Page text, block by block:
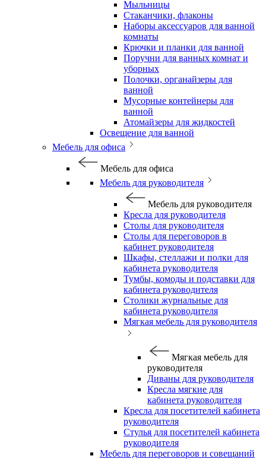
Мыльницы
Стаканчики, флаконы
Наборы аксессуаров для ванной
комнаты
Крючки и планки для ванной
Поручни для ванных комнат и
уборных
Полочки, органайзеры для
ванной
Мусорные контейнеры для
ванной
Атомайзеры для жидкостей
Освещение для ванной
Мебель для офиса
Мебель для офиса
Мебель для руководителя
Мебель для руководителя
Кресла для руководителя
Столы для руководителя
Столы для переговоров в
кабинет руководителя
Шкафы, стеллажи и полки для
кабинета руководителя
Тумбы, комоды и подставки для
кабинета руководителя
Столики журнальные для
кабинета руководителя
Мягкая мебель для руководителя
Мягкая мебель для
руководителя
Диваны для руководителя
Кресла мягкие для
кабинета руководителя
Кресла для посетителей кабинета
руководителя
Стулья для посетителей кабинета
руководителя
Мебель для переговоров и совещаний